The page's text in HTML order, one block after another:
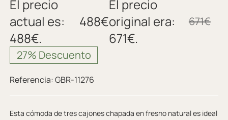
671€
El precio
original era:
671€.
488€
El precio
actual es:
488€.
27% Descuento
Referencia:GBR-11276
Esta cómoda de tres cajones chapada en fresno natural es ideal